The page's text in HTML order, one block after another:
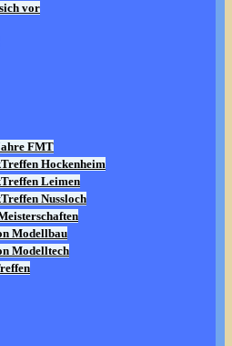
vor
FMT
Hockenheim
Leimen
Nussloch
Modellbau
Modelltech